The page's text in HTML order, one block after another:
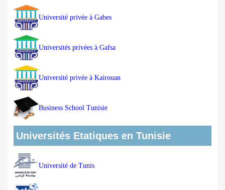
Université privée à Gabes
Universités privées à Gafsa
Université privée à Kairouan
Business School Tunisie
Universités Etatiques en Tunisie
Université de Tunis